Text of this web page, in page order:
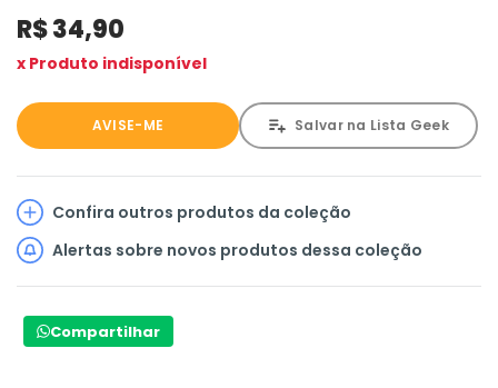
R$ 34,90
x Produto indisponível
AVISE-ME Salvar na Lista Geek
Confira outros produtos da coleção
Alertas sobre novos produtos dessa coleção
Compartilhar